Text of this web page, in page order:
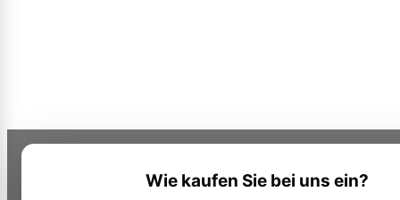
Wie kaufen Sie bei uns ein?